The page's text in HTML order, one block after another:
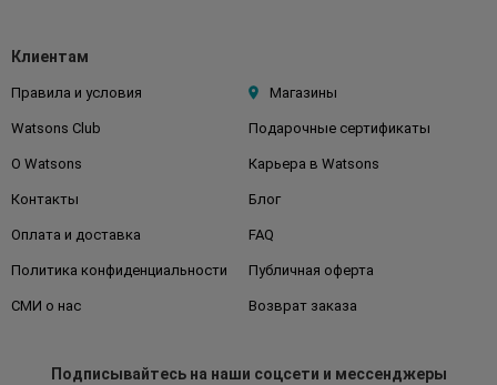
Клиентам
Правила и условия Магазины
Watsons Club Подарочные сертификаты
О Watsons Карьера в Watsons
Контакты Блог
Оплата и доставка FAQ
Политика конфиденциальности Публичная оферта
СМИ о нас Возврат заказа
Подписывайтесьна наши соцсети и мессенджеры